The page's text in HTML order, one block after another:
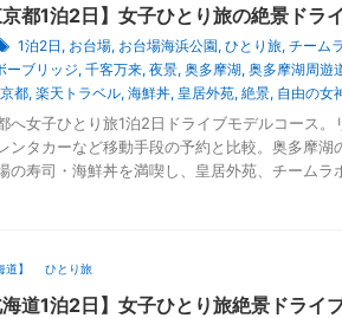
京都1泊2日】女子ひとり旅の絶景ドラ
1泊2日 , お台場, お台場海浜公園, ひとり旅, チーム
ーブリッジ, 千客万来, 夜景, 奥多摩湖, 奥多摩湖周遊
都, 楽天トラベル, 海鮮丼, 皇居外苑, 絶景, 自由の女
へ女子ひとり旅1泊2日ドライブモデルコース
ンタカーなど移動手段の予約と比較。奥多摩湖
の寿司・海鮮丼を満喫し、皇居外苑、チーム
道】 ひとり旅
海道1泊2日】女子ひとり旅絶景ドライ